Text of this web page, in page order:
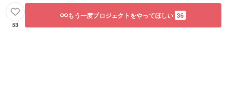
53
もう一度プロジェクトをやってほしい 36